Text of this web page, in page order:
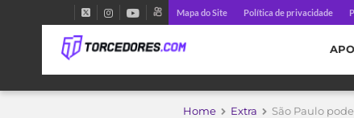
Mapa do Site Política de privacidade
Home Extra São Paulo